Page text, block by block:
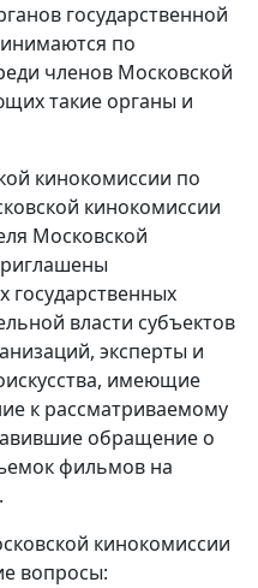
государственной
по
членов Московской
такие органы и
кинокомиссии по
кинокомиссии
Московской
государственных
власти субъектов
эксперты и
имеющие
к рассматриваемому
обращение о
фильмов на
кинокомиссии
вопросы: